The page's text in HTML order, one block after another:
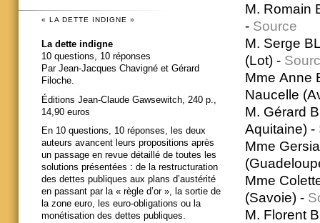
M. Romain
- Source
M. Serge
(Lot) -
Mme Anne
Naucelle
M. Gérard
Aquitaine) -
Mme
Mme
(Savoie) -
M. Florent
« LA DETTE INDIGNE »
La dette indigne
10 questions, 10 réponses
Par Jean-Jacques Chavigné et Gérard
Filoche.
Éditions Jean-Claude Gawsewitch, 240 p.,
14,90 euros
En 10 questions, 10 réponses, les deux
auteurs avancent leurs propositions après
un passage en revue détaillé de toutes les
solutions présentées : de la restructuration
des dettes publiques aux plans d’austérité
en passant par la « règle d’or », la sortie de
la zone euro, les euro-obligations ou la
monétisation des dettes publiques.